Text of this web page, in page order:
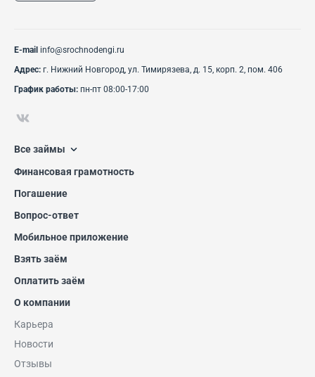
E-mail info@srochnodengi.ru
Адрес: г. Нижний Новгород, ул. Тимирязева, д. 15, корп. 2, пом. 406
График работы: пн-пт 08:00-17:00
Все займы
Финансовая грамотность
Погашение
Вопрос-ответ
Мобильное приложение
Взять заём
Оплатить заём
О компании
Карьера
Новости
Отзывы